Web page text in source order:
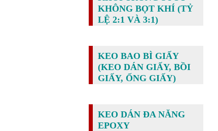
KHÔNG BỌT KHÍ (TỶ
LỆ 2:1 VÀ 3:1)
KEO BAO BÌ GIẤY
(KEO DÁN GIẤY, BỒI
GIẤY, ỐNG GIẤY)
KEO DÁN ĐA NĂNG
EPOXY